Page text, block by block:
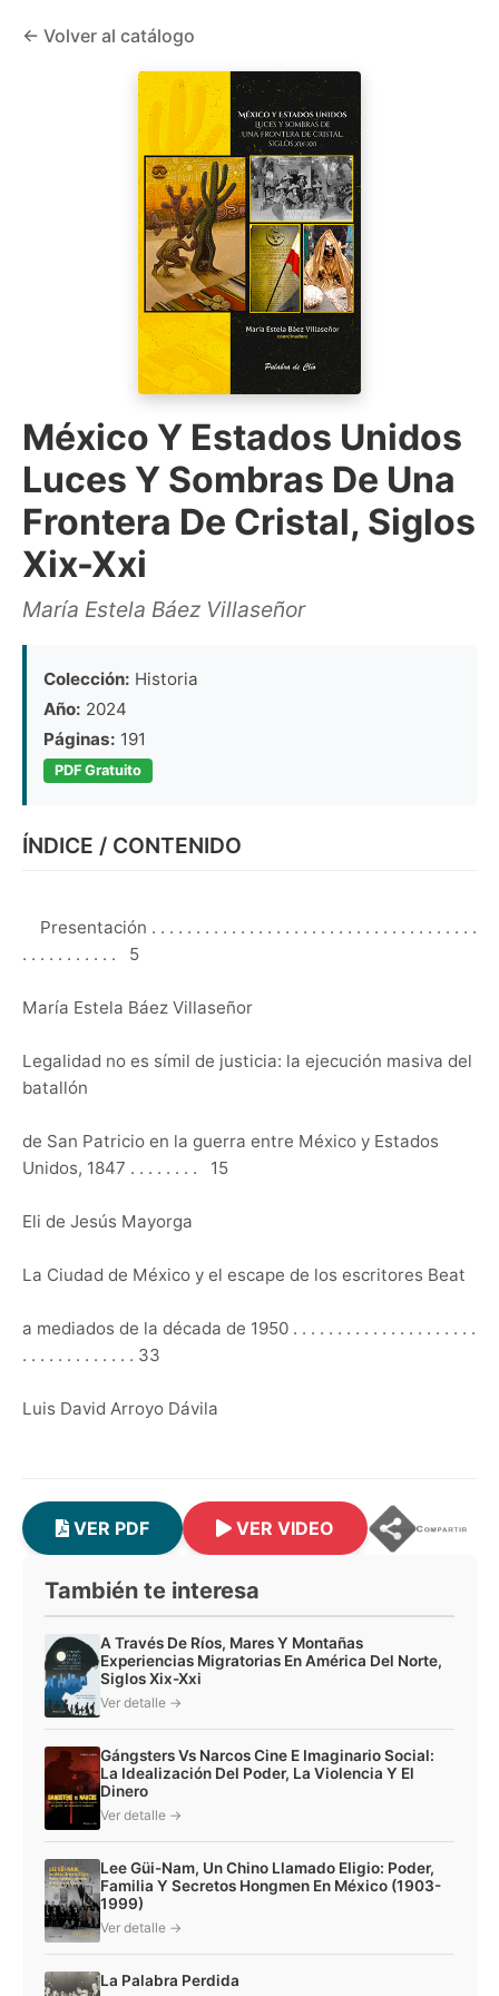
← Volver al catálogo
México Y Estados Unidos
Luces Y Sombras De Una
Frontera De Cristal, Siglos
Xix-Xxi
María Estela Báez Villaseñor
Colección: Historia
Año: 2024
Páginas: 191
PDF Gratuito
ÍNDICE / CONTENIDO
. . . . . . . . . . .  5
María Estela Báez Villaseñor
Legalidad no es símil de justicia: la ejecución masiva del
batallón
de San Patricio en la guerra entre México y Estados
Unidos, 1847 . . . . . . . .  15
Eli de Jesús Mayorga
La Ciudad de México y el escape de los escritores Beat
a mediados de la década de 1950 . . . . . . . . . . . . . . . . . . . . .
. . . . . . . . . . . . . 33
Luis David Arroyo Dávila
Religiosidad, migración y arraigo . . . . . . . . . . . . . . . . . . . . .
. . . . . . . . . . . .  49
Olivia Domínguez Prieto
Consideraciones sobre la historia ambiental,
los animales y la cacería en México . . . . . . . . . . . . . . . . . . .
. . . . . . . . . . . . .  67
Claudia Mariana Bastidas Hinojosa
Down in Mexico: frontera, contrabando y turismo
de Tijuana en el imaginario popular . . . . . . . . . . . . . . . . . . .
. . . . . . . . . . . .  83
Alejandra Venegas Sánchez
VER PDF VER VIDEO
También te interesa
A Través De Ríos, Mares Y Montañas
Experiencias Migratorias En América Del Norte,
Siglos Xix-Xxi
Ver detalle →
Gángsters Vs Narcos Cine E Imaginario Social:
La Idealización Del Poder, La Violencia Y El
Dinero
Ver detalle →
Lee Güi-Nam, Un Chino Llamado Eligio: Poder,
Familia Y Secretos Hongmen En México (1903-
1999)
Ver detalle →
La Palabra Perdida